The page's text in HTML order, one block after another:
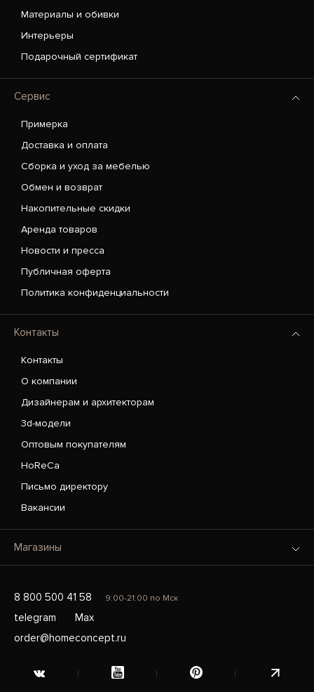
Материалы и обивки
Интерьеры
Подарочный сертификат
Сервис
Примерка
Доставка и оплата
Сборка и уход за мебелью
Обмен и возврат
Накопительные скидки
Аренда товаров
Новости и пресса
Публичная оферта
Политика конфиденциальности
Контакты
Контакты
О компании
Дизайнерам и архитекторам
3d-модели
Оптовым покупателям
HoReCa
Письмо директору
Вакансии
Магазины
8 800 500 41 58 9:00-21:00 по Мск
telegram
Max
order@homeconcept.ru